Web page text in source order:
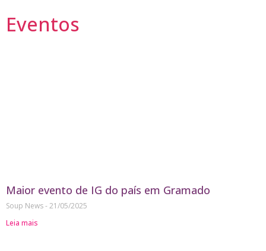
Eventos
Maior evento de IG do país em Gramado
Soup News 21/05/2025
Leia mais